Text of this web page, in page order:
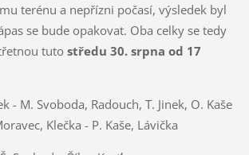
terénu a nepřízni počasí, výsledek byl
se bude opakovat. Oba celky se tedy
tuto středu 30. srpna od 17
- M. Svoboda, Radouch, T. Jinek, O. Kaše
Klečka - P. Kaše, Lávička